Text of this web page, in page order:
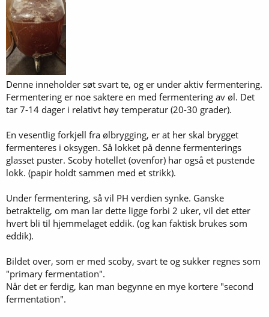
Denne inneholder søt svart te, og er under aktiv fermentering.
Fermentering er noe saktere en med fermentering av øl. Det
tar 7-14 dager i relativt høy temperatur (20-30 grader).
En vesentlig forkjell fra ølbrygging, er at her skal brygget
fermenteres i oksygen. Så lokket på denne fermenterings
glasset puster. Scoby hotellet (ovenfor) har også et pustende
lokk. (papir holdt sammen med et strikk).
Under fermentering, så vil PH verdien synke. Ganske
betraktelig, om man lar dette ligge forbi 2 uker, vil det etter
hvert bli til hjemmelaget eddik. (og kan faktisk brukes som
eddik).
Bildet over, som er med scoby, svart te og sukker regnes som
"primary fermentation".
Når det er ferdig, kan man begynne en mye kortere "second
fermentation".